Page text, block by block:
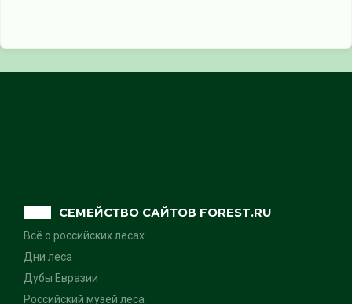
СЕМЕЙСТВО САЙТОВ FOREST.RU
Всё о российских лесах
Дни леса
Дубы Евразии
Российский музей леса